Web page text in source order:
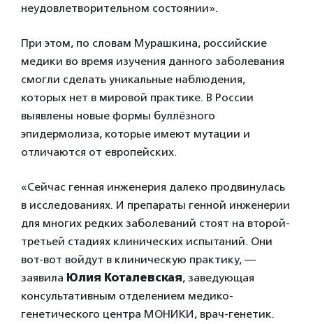
неудовлетворительном состоянии».
При этом, по словам Мурашкина, российские
медики во время изучения данного заболевания
смогли сделать уникальные наблюдения,
которых нет в мировой практике. В России
выявлены новые формы буллёзного
эпидермолиза, которые имеют мутации и
отличаются от европейских.
«Сейчас генная инженерия далеко продвинулась
в исследованиях. И препараты генной инженерии
для многих редких заболеваний стоят на второй-
третьей стадиях клинических испытаний. Они
вот-вот войдут в клиническую практику, —
заявила Юлия Коталевская, заведующая
консультативным отделением медико-
генетического центра МОНИКИ, врач-генетик.